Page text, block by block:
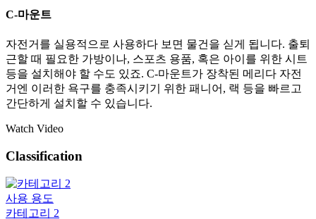
C-마운트
자전거를 실용적으로 사용하다 보면 물건을 싣게 됩니다. 출퇴
근할 때 필요한 가방이나, 스포츠 용품, 혹은 아이를 위한 시트
등을 설치해야 할 수도 있죠. C-마운트가 장착된 메리다 자전
거엔 이러한 욕구를 충족시키기 위한 패니어, 랙 등을 빠르고
간단하게 설치할 수 있습니다.
Watch Video
Classification
사용 용도
카테고리 2